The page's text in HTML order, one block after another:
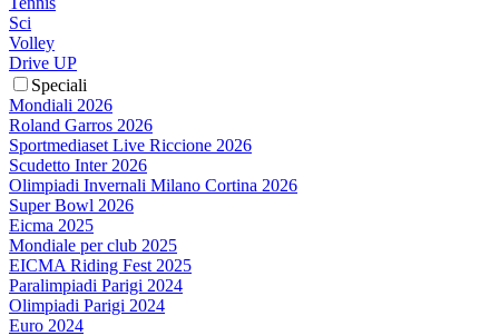
Sci
Volley
Drive UP
Speciali
Mondiali 2026
Roland Garros 2026
Sportmediaset Live Riccione 2026
Scudetto Inter 2026
Olimpiadi Invernali Milano Cortina 2026
Super Bowl 2026
Eicma 2025
Mondiale per club 2025
EICMA Riding Fest 2025
Paralimpiadi Parigi 2024
Olimpiadi Parigi 2024
Euro 2024